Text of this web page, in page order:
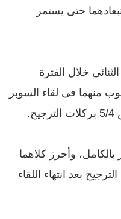
حتى يستمر
خلال الفترة
منهما فى لقاء السوبر
وأحرز كلاهما
بعد انتهاء اللقاء